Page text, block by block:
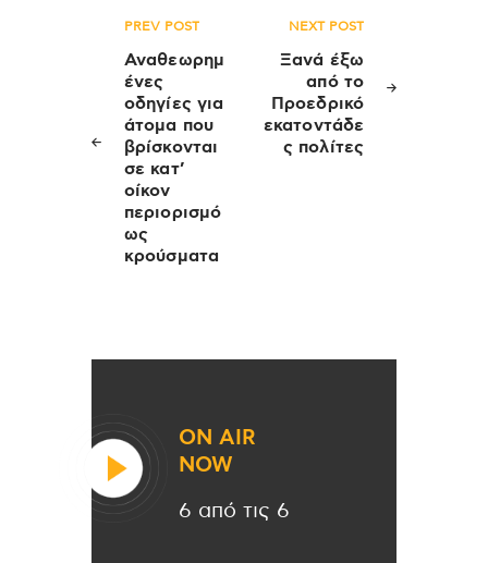
Πλοήγηση
άρθρων
PREV POST
Αναθεωρημ
ένες
οδηγίες για
άτομα που
βρίσκονται
σε κατ’
οίκον
περιορισμό
ως
κρούσματα
NEXT POST
Ξανά έξω
από το
Προεδρικό
εκατοντάδε
ς πολίτες
ON AIR
NOW
6 από τις 6